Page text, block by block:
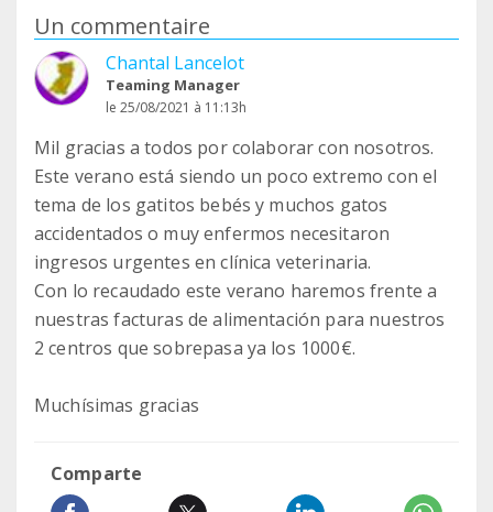
Un commentaire
Chantal Lancelot
Teaming Manager
le 25/08/2021 à 11:13h
Mil gracias a todos por colaborar con nosotros.
Este verano está siendo un poco extremo con el
tema de los gatitos bebés y muchos gatos
accidentados o muy enfermos necesitaron
ingresos urgentes en clínica veterinaria.
Con lo recaudado este verano haremos frente a
nuestras facturas de alimentación para nuestros
2 centros que sobrepasa ya los 1000€.
Muchísimas gracias
Comparte